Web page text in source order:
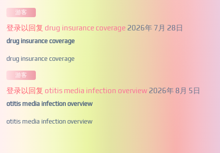
游客
登录以回复 drug insurance coverage 2026年 7月 28日
drug insurance coverage
drug insurance coverage
游客
登录以回复 otitis media infection overview 2026年 8月 5日
otitis media infection overview
otitis media infection overview